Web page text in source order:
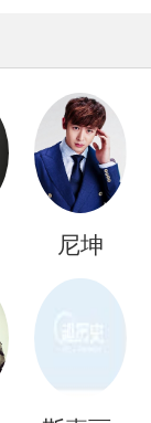
尼坤